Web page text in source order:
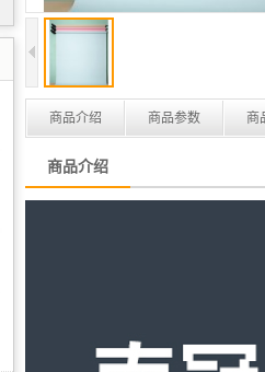
商品介绍 商品参数 商
商品介绍